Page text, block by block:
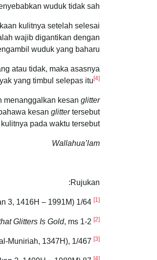
wuduk tidak sah.
kulitnya setelah selesai
wajib digantikan dengan
wuduk yang baharu.
atau tidak, maka asasnya
yang timbul selepas itu [4]
menanggalkan kesan glitter
kesan glittertersebut
pada waktu tersebut.
Wallahua’lam
Rujukan:
[1]
3, 1416H – 1991M) 1/64
[2]
Glitters Is Gold, ms 1-2
[3]
Muniriah, 1347H), 1/467